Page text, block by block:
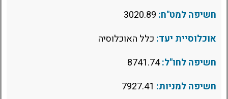
חשיפה למט"ח:
אוכלוסיית יעד: כלל האוכלוסיה
חשיפה לחו"ל:8741.74
חשיפה למניות: